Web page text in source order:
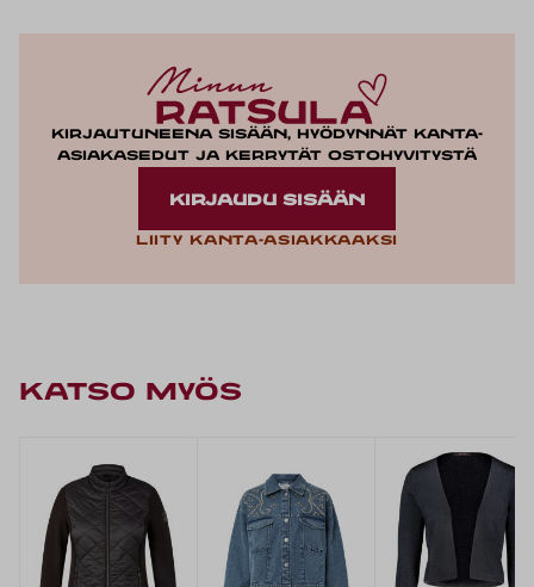
Kirjautuneena sisään, hyödynnät kanta-
asiakasedut ja kerrytät ostohyvitystä
KIRJAUDU SISÄÄN
Liity kanta-asiakkaaksi
KATSO MYÖS